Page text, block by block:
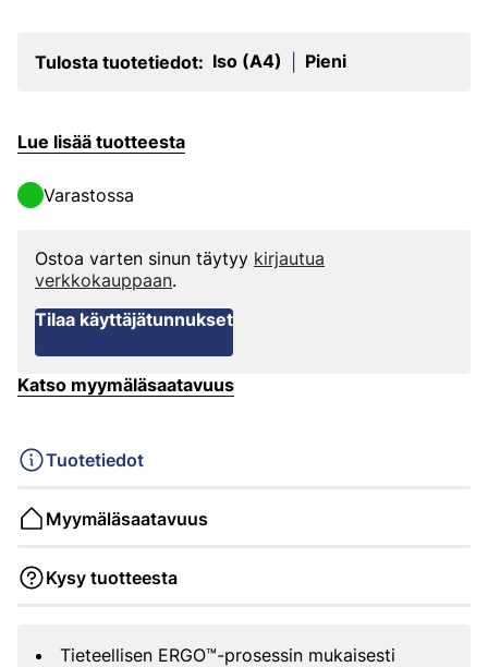
Tulosta tuotetiedot: Iso (A4) Pieni
Lue lisää tuotteesta
Varastossa
Ostoa varten sinun täytyy kirjautua
verkkokauppaan.
Tilaa käyttäjätunnukset
Katso myymäläsaatavuus
Tuotetiedot
Myymäläsaatavuus
Kysy tuotteesta
Tieteellisen ERGO™-prosessin mukaisesti